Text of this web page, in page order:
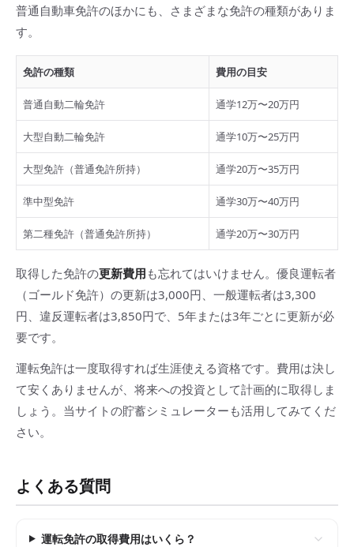
普通自動車免許のほかにも、さまざまな免許の種類がありま
す。
免許の種類 費用の目安
普通自動二輪免許 通学12万〜20万円
大型自動二輪免許 通学10万〜25万円
大型免許（普通免許所持） 通学20万〜35万円
準中型免許 通学30万〜40万円
第二種免許（普通免許所持） 通学20万〜30万円
取得した免許の更新費用 も忘れてはいけません。優良運転者
（ゴールド免許）の更新は3,000円、一般運転者は3,300
円、違反運転者は3,850円で、5年または3年ごとに更新が必
要です。
運転免許は一度取得すれば生涯使える資格です。費用は決し
て安くありませんが、将来への投資として計画的に取得しま
しょう。当サイトの貯蓄シミュレーターも活用してみてくだ
さい。
よくある質問
運転免許の取得費用はいくら？